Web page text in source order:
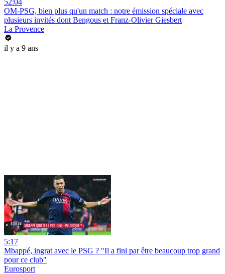
52:04
OM-PSG, bien plus qu'un match : notre émission spéciale avec
plusieurs invités dont Bengous et Franz-Olivier Giesbert
La Provence
il y a 9 ans
5:17
Mbappé, ingrat avec le PSG ? "Il a fini par être beaucoup trop grand
pour ce club"
Eurosport